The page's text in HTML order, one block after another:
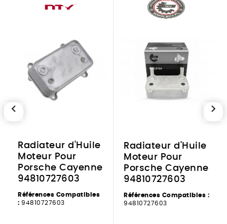
Radiateur d'Huile
Moteur Pour
Porsche Cayenne
94810727603
Références Compatibles
: 94810727603
Radiateur d'Huile
Moteur Pour
Porsche Cayenne
94810727603
Références Compatibles :
94810727603
chevron_left chevron_right